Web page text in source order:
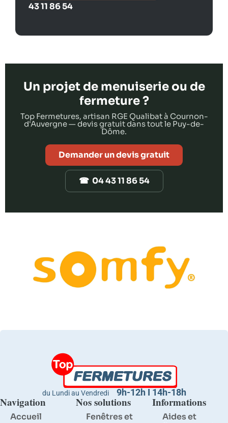
43 11 86 54
Un projet de menuiserie ou de
fermeture ?
Top Fermetures, artisan RGE Qualibat à Cournon-
d'Auvergne — devis gratuit dans tout le Puy-de-
Dôme.
Demander un devis gratuit
☎ 04 43 11 86 54
du Lundi au Vendredi 9h-12h I 14h-18h
Navigation
Accueil
Nos solutions
Fenêtres et
Informations
Aides et